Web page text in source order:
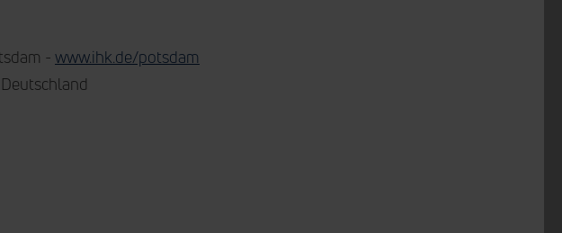
- www.ihk.de/potsdam